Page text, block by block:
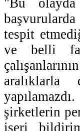
tespit
ve belli
şirketlerin
işeri